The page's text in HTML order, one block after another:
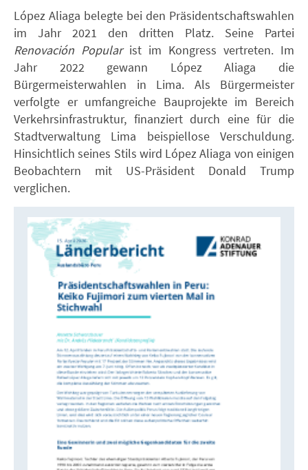
López Aliaga belegte bei den Präsidentschaftswahlen
im Jahr 2021 den dritten Platz. Seine Partei
Renovación Popularist im Kongress vertreten. Im
Jahr 2022 gewann López Aliaga die
Bürgermeisterwahlen in Lima. Als Bürgermeister
verfolgte er umfangreiche Bauprojekte im Bereich
Verkehrsinfrastruktur, finanziert durch eine für die
Stadtverwaltung Lima beispiellose Verschuldung.
Hinsichtlich seines Stils wird López Aliaga von einigen
Beobachtern mit US-Präsident Donald Trump
verglichen.